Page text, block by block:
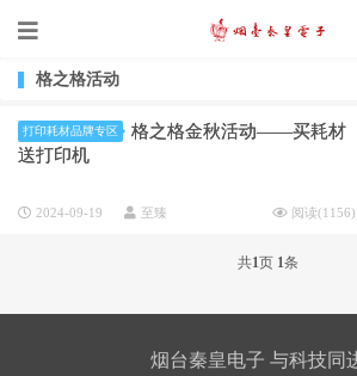
格之格活动
打印耗材品牌专区
格之格金秋活动——买耗材
送打印机
2024-09-19 至臻 阅读(1156)
共1页 1条
烟台秦皇电子 与科技同